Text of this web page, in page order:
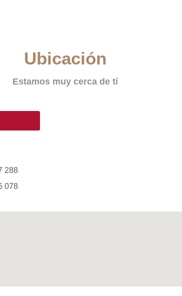
Ubicación
Estamos muy cerca de tí
288
078